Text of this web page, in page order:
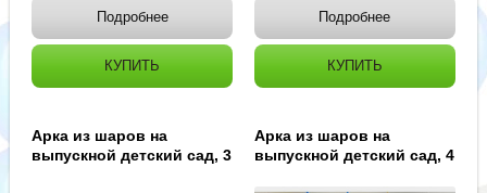
Подробнее
КУПИТЬ
Подробнее
КУПИТЬ
Арка из шаров на
выпускной детский сад, 3
Арка из шаров на
выпускной детский сад, 4